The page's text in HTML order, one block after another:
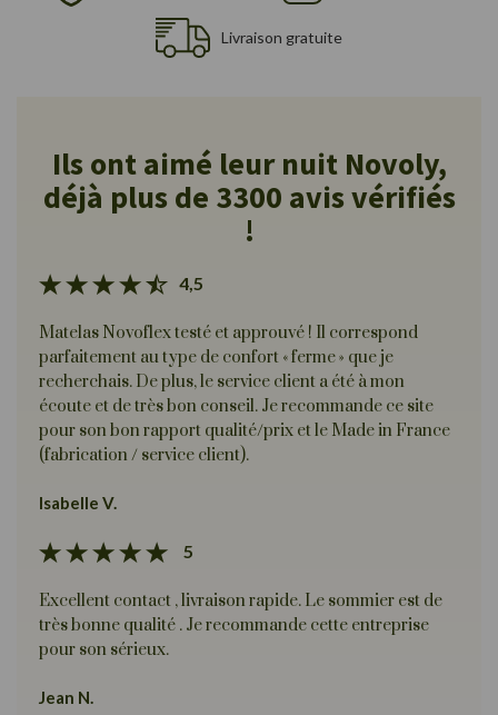
Livraison gratuite
Ils ont aimé leur nuit Novoly,
déjà plus de 3300 avis vérifiés
!
4,5
Matelas Novoflex testé et approuvé ! Il correspond
parfaitement au type de confort « ferme » que je
recherchais. De plus, le service client a été à mon
écoute et de très bon conseil. Je recommande ce site
pour son bon rapport qualité/prix et le Made in France
(fabrication / service client).
Isabelle V.
5
Excellent contact , livraison rapide. Le sommier est de
très bonne qualité . Je recommande cette entreprise
pour son sérieux.
Jean N.